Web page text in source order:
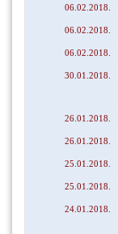
06.02.2018.
06.02.2018.
06.02.2018.
30.01.2018.
26.01.2018.
26.01.2018.
25.01.2018.
25.01.2018.
24.01.2018.